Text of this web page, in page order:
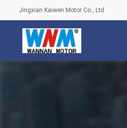
Jingxian Kaiwen Motor Co., Ltd